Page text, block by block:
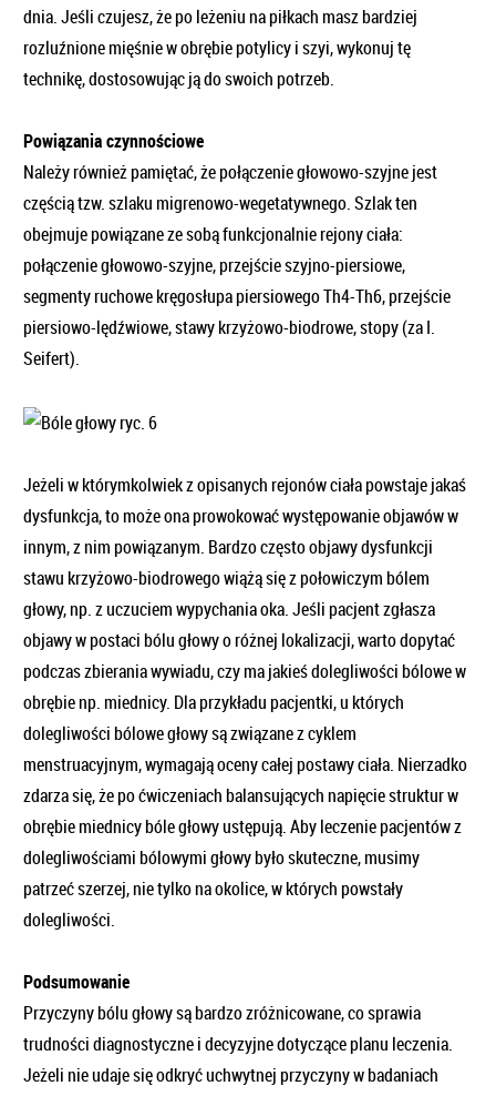
dnia. Jeśli czujesz, że po leżeniu na piłkach masz bardziej
rozluźnione mięśnie w obrębie potylicy i szyi, wykonuj tę
technikę, dostosowując ją do swoich potrzeb.
Powiązania czynnościowe
Należy również pamiętać, że połączenie głowowo-szyjne jest
częścią tzw. szlaku migrenowo-wegetatywnego. Szlak ten
obejmuje powiązane ze sobą funkcjonalnie rejony ciała:
połączenie głowowo-szyjne, przejście szyjno-piersiowe,
segmenty ruchowe kręgosłupa piersiowego Th4-Th6, przejście
piersiowo-lędźwiowe, stawy krzyżowo-biodrowe, stopy (za I.
Seifert).
Jeżeli w którymkolwiek z opisanych rejonów ciała powstaje jakaś
dysfunkcja, to może ona prowokować występowanie objawów w
innym, z nim powiązanym. Bardzo często objawy dysfunkcji
stawu krzyżowo-biodrowego wiążą się z połowiczym bólem
głowy, np. z uczuciem wypychania oka. Jeśli pacjent zgłasza
objawy w postaci bólu głowy o różnej lokalizacji, warto dopytać
podczas zbierania wywiadu, czy ma jakieś dolegliwości bólowe w
obrębie np. miednicy. Dla przykładu pacjentki, u których
dolegliwości bólowe głowy są związane z cyklem
menstruacyjnym, wymagają oceny całej postawy ciała. Nierzadko
zdarza się, że po ćwiczeniach balansujących napięcie struktur w
obrębie miednicy bóle głowy ustępują. Aby leczenie pacjentów z
dolegliwościami bólowymi głowy było skuteczne, musimy
patrzeć szerzej, nie tylko na okolice, w których powstały
dolegliwości.
Podsumowanie
Przyczyny bólu głowy są bardzo zróżnicowane, co sprawia
trudności diagnostyczne i decyzyjne dotyczące planu leczenia.
Jeżeli nie udaje się odkryć uchwytnej przyczyny w badaniach